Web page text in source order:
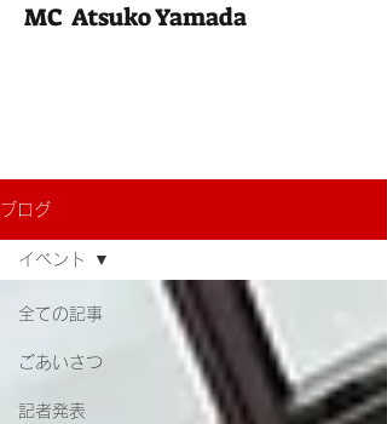
MC Atsuko Yamada
ブログ
全ての記事
ごあいさつ
記者発表
イベント